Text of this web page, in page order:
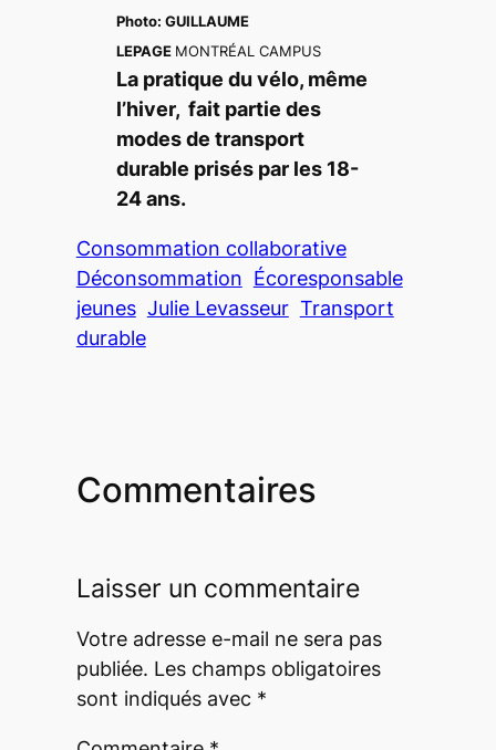
Photo: GUILLAUME
LEPAGE MONTRÉAL CAMPUS
La pratique du vélo, même
l’hiver, fait partie des
modes de transport
durable prisés par les 18-
24 ans.
Consommation collaborative
Déconsommation Écoresponsable
jeunes Julie Levasseur Transport
durable
Commentaires
Laisser un commentaire
Votre adresse e-mail ne sera pas
publiée. Les champs obligatoires
sont indiqués avec *